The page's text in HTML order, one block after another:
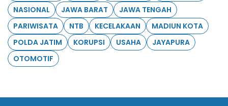
NASIONAL
JAWA BARAT
JAWA TENGAH
PARIWISATA
NTB KECELAKAAN
MADIUN KOTA
POLDA JATIM
KORUPSI USAHA
JAYAPURA
OTOMOTIF